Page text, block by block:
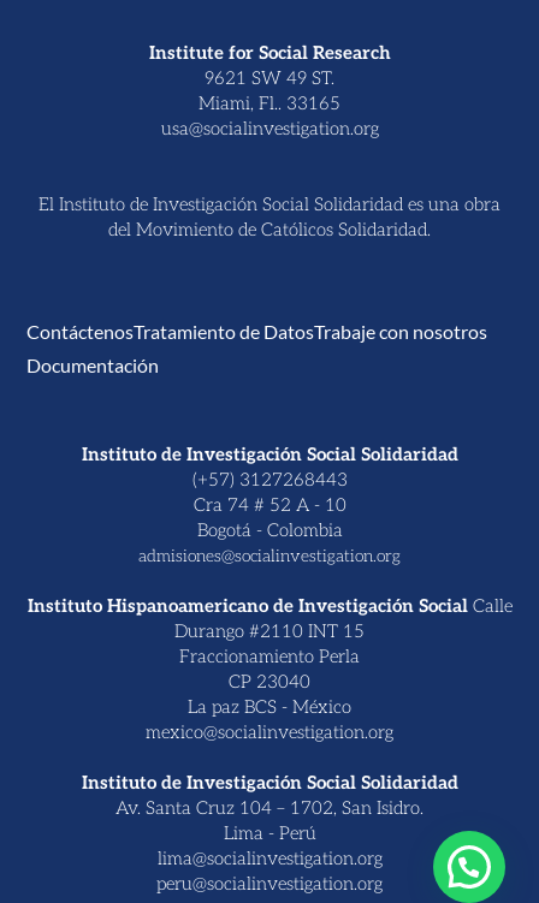
Institute for Social Research
9621 SW 49 ST.
Miami, Fl.. 33165
usa@socialinvestigation.org
El Instituto de Investigación Social Solidaridad es una obra
del Movimiento de Católicos Solidaridad.
ContáctenosTratamiento de DatosTrabaje con nosotros
Documentación
Instituto de Investigación Social Solidaridad
(+57) 3127268443
Cra 74 # 52 A - 10
Bogotá - Colombia
admisiones@socialinvestigation.org
Instituto Hispanoamericano de Investigación Social Calle
Durango #2110 INT 15
Fraccionamiento Perla
CP 23040
La paz BCS - México
mexico@socialinvestigation.org
Instituto de Investigación Social Solidaridad
Av. Santa Cruz 104 – 1702, San Isidro.
Lima - Perú
lima@socialinvestigation.org
peru@socialinvestigation.org